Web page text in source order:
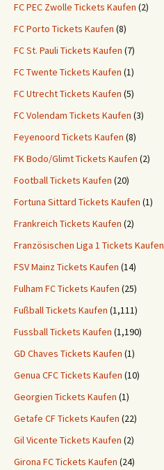
FC PEC Zwolle Tickets Kaufen (2)
FC Porto Tickets Kaufen (8)
FC St. Pauli Tickets Kaufen (7)
FC Twente Tickets Kaufen (1)
FC Utrecht Tickets Kaufen (5)
FC Volendam Tickets Kaufen (3)
Feyenoord Tickets Kaufen (8)
FK Bodo/Glimt Tickets Kaufen (2)
Football Tickets Kaufen (20)
Fortuna Sittard Tickets Kaufen (1)
Frankreich Tickets Kaufen (2)
Französischen Liga 1 Tickets Kaufen
FSV Mainz Tickets Kaufen (14)
Fulham FC Tickets Kaufen (25)
Fußball Tickets Kaufen (1,111)
Fussball Tickets Kaufen (1,190)
GD Chaves Tickets Kaufen (1)
Genua CFC Tickets Kaufen (10)
Georgien Tickets Kaufen (1)
Getafe CF Tickets Kaufen (22)
Gil Vicente Tickets Kaufen (2)
Girona FC Tickets Kaufen (24)